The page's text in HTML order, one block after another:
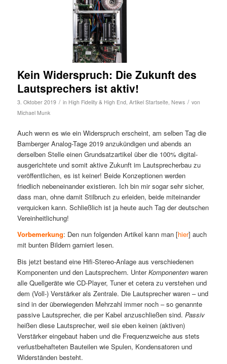
Kein Widerspruch: Die Zukunft des
Lautsprechers ist aktiv!
3. Oktober 2019 / in High Fidelity & High End, Artikel Startseite, News / von
Michael Munk
Auch wenn es wie ein Widerspruch erscheint, am selben Tag die
Bamberger Analog-Tage 2019 anzukündigen und abends an
derselben Stelle einen Grundsatzartikel über die 100% digital-
ausgerichtete und somit aktive Zukunft im Lautsprecherbau zu
veröffentlichen, es ist keiner! Beide Konzeptionen werden
friedlich nebeneinander existieren. Ich bin mir sogar sehr sicher,
dass man, ohne damit Stilbruch zu erleiden, beide miteinander
verquicken kann. Schließlich ist ja heute auch Tag der deutschen
Vereinheitlichung!
Vorbemerkung: Den nun folgenden Artikel kann man [hier] auch
mit bunten Bildern garniert lesen.
Bis jetzt bestand eine Hifi-Stereo-Anlage aus verschiedenen
Komponenten und den Lautsprechern. UnterKomponentenwaren
alle Quellgeräte wie CD-Player, Tuner et cetera zu verstehen und
dem (Voll-) Verstärker als Zentrale. Die Lautsprecher waren – und
sind in der überwiegenden Mehrzahl immer noch – so genannte
passive Lautsprecher, die per Kabel anzuschließen sind. Passiv
heißen diese Lautsprecher, weil sie eben keinen (aktiven)
Verstärker eingebaut haben und die Frequenzweiche aus stets
verlustbehafteten Bauteilen wie Spulen, Kondensatoren und
Widerständen besteht.